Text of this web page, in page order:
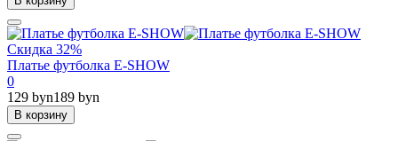
Скидка 32%
Платье футболка E-SHOW
0
129 byn189 byn
В корзину